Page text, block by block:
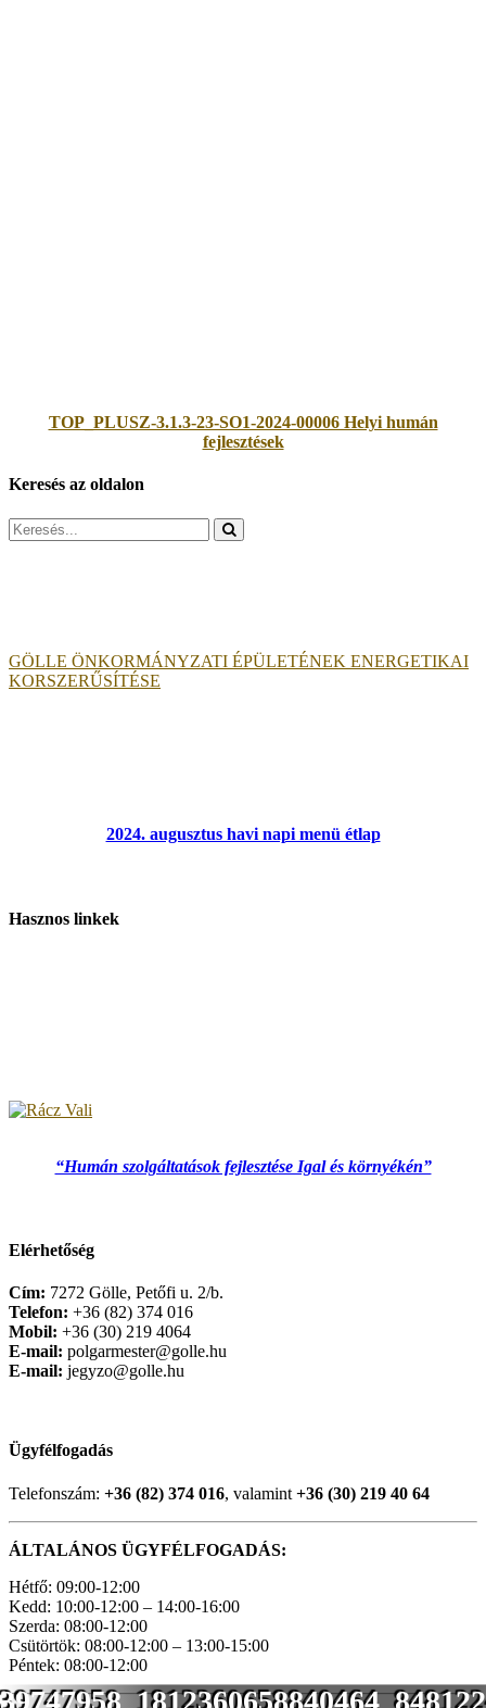
TOP_PLUSZ-3.1.3-23-SO1-2024-00006 Helyi humán
fejlesztések
Keresés az oldalon
Search
for:
GÖLLE ÖNKORMÁNYZATI ÉPÜLETÉNEK ENERGETIKAI
KORSZERŰSÍTÉSE
2024. augusztus havi napi menü étlap
Hasznos linkek
“Humán szolgáltatások fejlesztése Igal és környékén”
Elérhetőség
Cím: 7272 Gölle, Petőfi u. 2/b.
Telefon: +36 (82) 374 016
Mobil: +36 (30) 219 4064
E-mail: polgarmester@golle.hu
E-mail: jegyzo@golle.hu
Ügyfélfogadás
Telefonszám: +36 (82) 374 016, valamint +36 (30) 219 40 64
ÁLTALÁNOS ÜGYFÉLFOGADÁS:
Hétfő: 09:00-12:00
Kedd: 10:00-12:00 – 14:00-16:00
Szerda: 08:00-12:00
Csütörtök: 08:00-12:00 – 13:00-15:00
Péntek: 08:00-12:00